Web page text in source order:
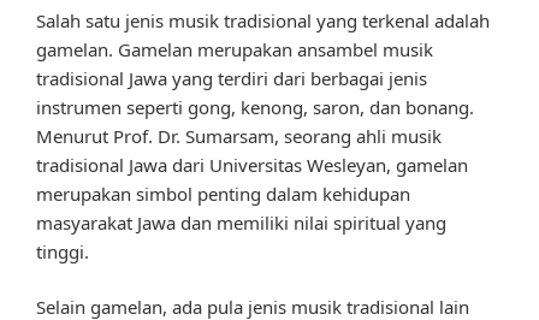
Salah satu jenis musik tradisional yang terkenal adalah
gamelan. Gamelan merupakan ansambel musik
tradisional Jawa yang terdiri dari berbagai jenis
instrumen seperti gong, kenong, saron, dan bonang.
Menurut Prof. Dr. Sumarsam, seorang ahli musik
tradisional Jawa dari Universitas Wesleyan, gamelan
merupakan simbol penting dalam kehidupan
masyarakat Jawa dan memiliki nilai spiritual yang
tinggi.
Selain gamelan, ada pula jenis musik tradisional lain